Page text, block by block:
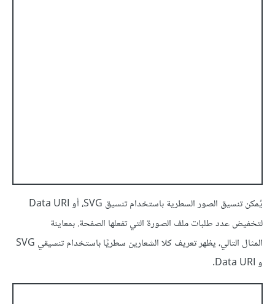
يُمكن تنسيق الصور السطرية باستخدام تنسيق SVG، أو Data URI
لتخفيض عدد طلبات ملف الصورة التي تفعلها الصفحة. بمعاينة
المثال التالي، يظهر تعريف كلا الشعارين سطريًا باستخدام تنسيقي SVG
و Data URI.